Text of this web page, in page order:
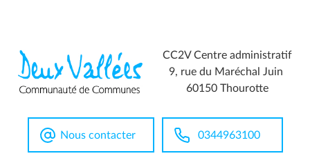
CC2V Centre administratif
9, rue du Maréchal Juin
60150 Thourotte
Nous contacter 0344963100